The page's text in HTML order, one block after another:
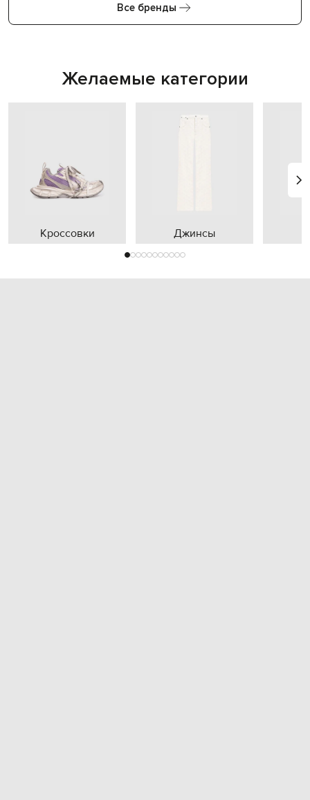
Все бренды
Желаемые категории
Кроссовки Джинсы